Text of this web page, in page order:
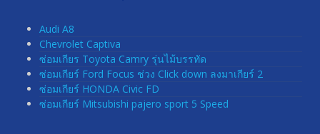
Audi A8
Chevrolet Captiva
ซ่อมเกียร Toyota Camry รุ่นไม้บรรทัด
ซ่อมเกียร์ Ford Focus ช่วง Click down ลงมาเกียร์ 2
ซ่อมเกียร์ HONDA Civic FD
ซ่อมเกียร์ Mitsubishi pajero sport 5 Speed